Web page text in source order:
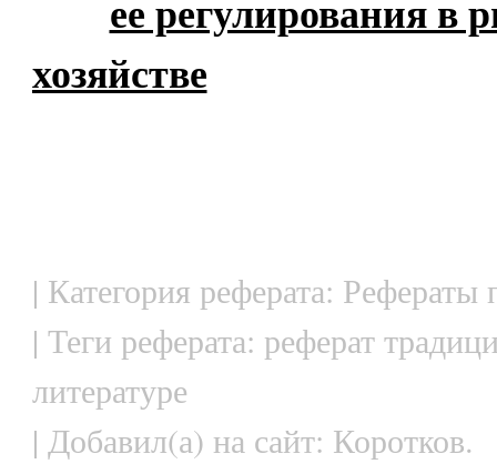
ее регулирования в
хозяйстве
| Категория реферата: Рефераты
| Теги реферата: реферат
литературе
| Добавил(а) на сайт: Коротков.